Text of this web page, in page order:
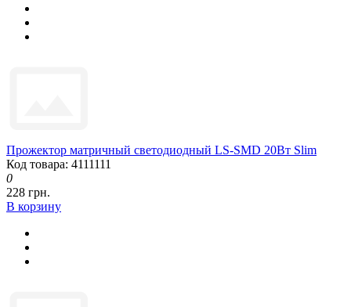
Прожектор матричный светодиодный LS-SMD 20Вт Slim
Код товара: 4111111
0
228 грн.
В корзину